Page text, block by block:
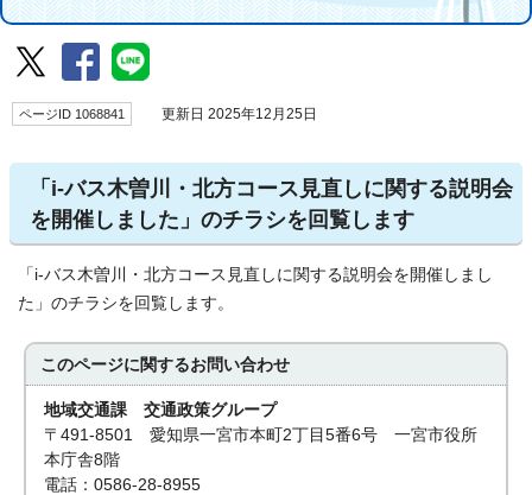
ページID 1068841 更新日 2025年12月25日
「i-バス木曽川・北方コース見直しに関する説明会
を開催しました」のチラシを回覧します
「i-バス木曽川・北方コース見直しに関する説明会を開催しまし
た」のチラシを回覧します。
このページに関するお問い合わせ
地域交通課 交通政策グループ
〒491-8501 愛知県一宮市本町2丁目5番6号 一宮市役所
本庁舎8階
電話：0586-28-8955